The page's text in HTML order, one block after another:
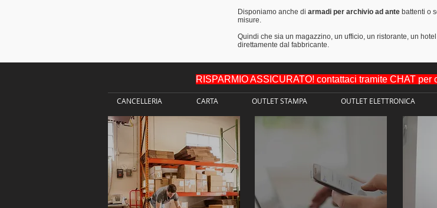
Disponiamo anche di armadi per archivio ad ante battenti o
misure.
Quindi che sia un magazzino, un ufficio, un ristorante, un
direttamente dal fabbricante.
RISPARMIO ASSICURATO! contattaci tramite CHAT
CANCELLERIA CARTA OUTLET STAMPA OUTLET ELETTRONICA